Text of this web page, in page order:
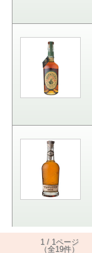
1 / 1ページ
（全19件）